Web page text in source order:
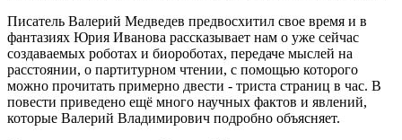
Писатель Валерий Медведев предвосхитил свое время и в
фантазиях Юрия Иванова рассказывает нам о уже сейчас
создаваемых роботах и биороботах, передаче мыслей на
расстоянии, о партитурном чтении, с помощью которого
можно прочитать примерно двести - триста страниц в час. В
повести приведено ещё много научных фактов и явлений,
которые Валерий Владимирович подробно объясняет.